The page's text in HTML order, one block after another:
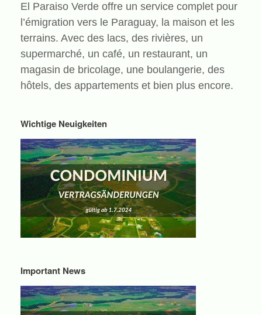
El Paraiso Verde offre un service complet pour
l’émigration vers le Paraguay, la maison et les
terrains. Avec des lacs, des rivières, un
supermarché, un café, un restaurant, un
magasin de bricolage, une boulangerie, des
hôtels, des appartements et bien plus encore.
Wichtige Neuigkeiten
Important News